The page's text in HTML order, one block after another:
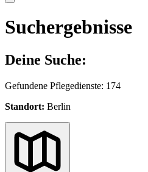
Suchergebnisse
Deine Suche:
Gefundene Pflegedienste: 174
Standort: Berlin